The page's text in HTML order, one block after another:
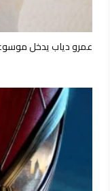
عمرو دياب يدخل